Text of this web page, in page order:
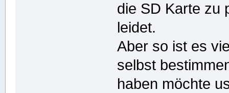
die SD Karte zu
leidet.
Aber so ist es
selbst
haben möchte